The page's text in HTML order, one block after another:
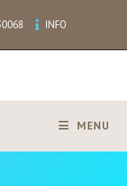
INFO
MENU